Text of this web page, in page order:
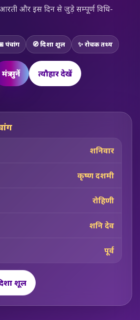
आरती और इस दिन से जुड़े सम्पूर्ण विधि-
पंचांग 🧭 दिशा शूल ✨ रोचक तथ्य
मंत्र सुनें त्यौहार देखें
शनिवार
कृष्ण दशमी
रोहिणी
शनि देव
पूर्व
शूल